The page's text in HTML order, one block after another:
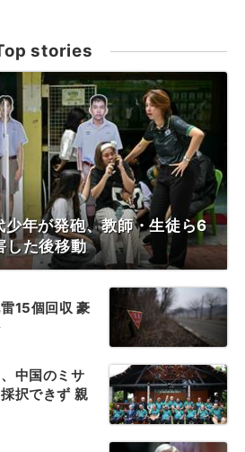
stories
少年が発砲、教師・生徒ら6
した後移動
15個回収 豪
中国のミサ
択できず 親